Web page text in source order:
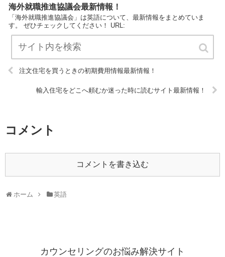
海外就職推進協議会最新情報！
「海外就職推進協議会」は英語について、最新情報をまとめていま
す。 ぜひチェックしてください！ URL:
注文住宅を買うときの初期費用情報最新情報！
輸入住宅をどこへ頼むか迷った時に読むサイト最新情報！
コメント
コメントを書き込む
ホーム 英語
カウンセリングのお悩み解決サイト